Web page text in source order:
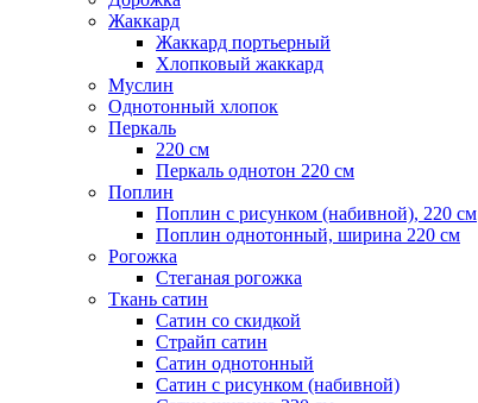
Жаккард
Жаккард портьерный
Хлопковый жаккард
Муслин
Однотонный хлопок
Перкаль
220 см
Перкаль однотон 220 см
Поплин
Поплин с рисунком (набивной), 220 см
Поплин однотонный, ширина 220 см
Рогожка
Стеганая рогожка
Ткань сатин
Сатин со скидкой
Страйп сатин
Сатин однотонный
Сатин с рисунком (набивной)